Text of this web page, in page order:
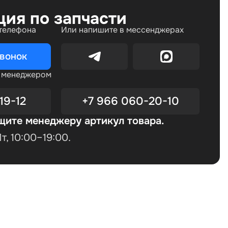
по запчасти
Или напишите в мессенджерах
менеджером
12 +7 966 060-20-10
менеджеру артикул товара.
10:00–19:00.